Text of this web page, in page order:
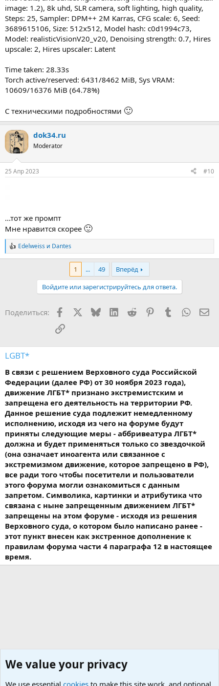
image: 1.2), 8k uhd, SLR camera, soft lighting, high quality,
Steps: 25, Sampler: DPM++ 2M Karras, CFG scale: 6, Seed:
3689615106, Size: 512x512, Model hash: c0d1994c73,
Model: realisticVisionV20_v20, Denoising strength: 0.7, Hires
upscale: 2, Hires upscaler: Latent
Time taken: 28.33s
Torch active/reserved: 6431/8462 MiB, Sys VRAM:
10609/16376 MiB (64.78%)
С техническими подробностями 🙂
dok34.ru
Moderator
25 Апр 2023 #10
...тот же промпт
Мне нравится скорее 🙂
Р
е
Edelweiss и Dantes
1 ... 49
Вперёд
Войдите или зарегистрируйтесь для ответа.
Поделиться: Facebook BlueskyLinkedIn
Reddit PinterestTumblr
Ссылка
LGBT*
В связи с решением Верховного суда Российской
Федерации (далее РФ) от 30 ноября 2023 года),
движение ЛГБТ* признано экстремистским и
запрещена его деятельность на территории РФ.
Данное решение суда подлежит немедленному
исполнению, исходя из чего на форуме будут
приняты следующие меры - аббривеатура ЛГБТ*
должна и будет применяться только со звездочкой
(она означает иноагента или связанное с
экстремизмом движение, которое запрещено в РФ),
все ради того чтобы посетители и пользователи
этого форума могли ознакомиться с данным
запретом. Символика, картинки и атрибутика что
связана с ныне запрещенным движением ЛГБТ*
запрещены на этом форуме - исходя из решения
Верховного суда, о котором было написано ранее -
этот пункт внесен как экстренное дополнение к
правилам форума части 4 параграфа 12 в настоящее
время.
We value your privacy
We use essential cookies to make this site work, and optional